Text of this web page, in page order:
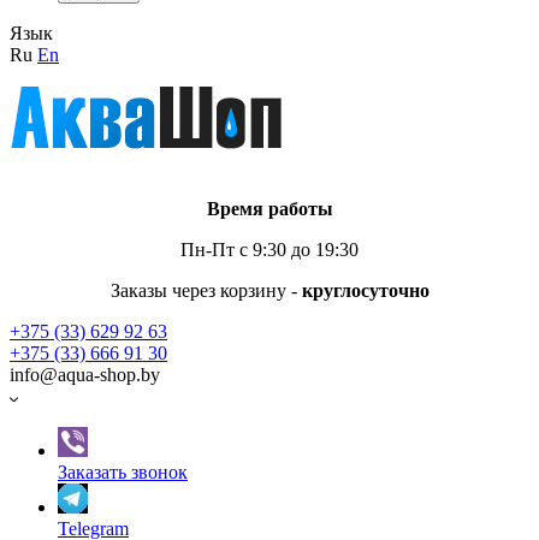
Язык
Ru En
Время работы
Пн-Пт с 9:30 до 19:30
Заказы через корзину - круглосуточно
+375 (33) 629 92 63
+375 (33) 666 91 30
info@aqua-shop.by
Заказать звонок
Telegram